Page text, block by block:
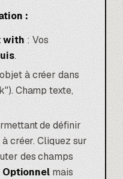
:
with : Vos
.
à créer dans
Champ texte,
de définir
créer. Cliquez sur
des champs
Optionnel mais